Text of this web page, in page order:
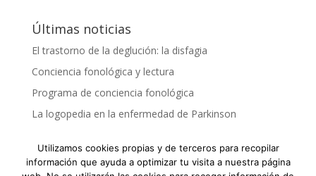
Últimas noticias
El trastorno de la deglución: la disfagia
Conciencia fonológica y lectura
Programa de conciencia fonológica
La logopedia en la enfermedad de Parkinson
Utilizamos cookies propias y de terceros para recopilar
información que ayuda a optimizar tu visita a nuestra página